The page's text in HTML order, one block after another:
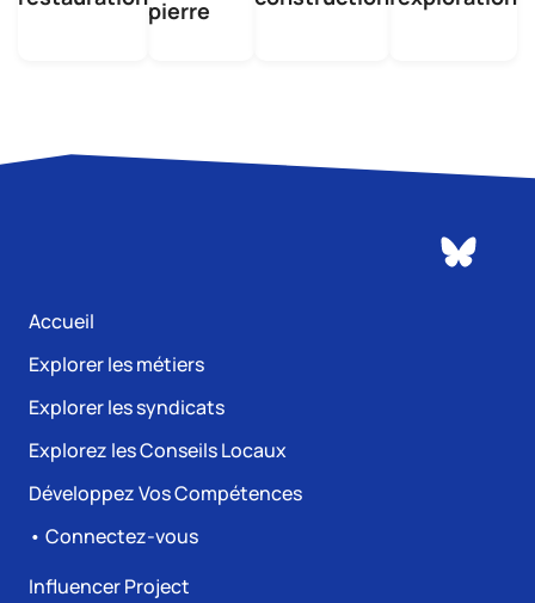
pierre
Accueil
Explorer les métiers
Explorer les syndicats
Explorez les Conseils Locaux
Développez Vos Compétences
• Connectez-vous
Influencer Project